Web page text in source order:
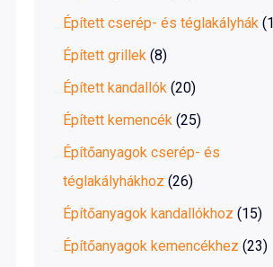
Épített cserép- és téglakályhák
Épített grillek (8)
Épített kandallók (20)
Épített kemencék (25)
Építőanyagok cserép- és
téglakályhákhoz (26)
Építőanyagok kandallókhoz (15)
Építőanyagok kemencékhez (23)